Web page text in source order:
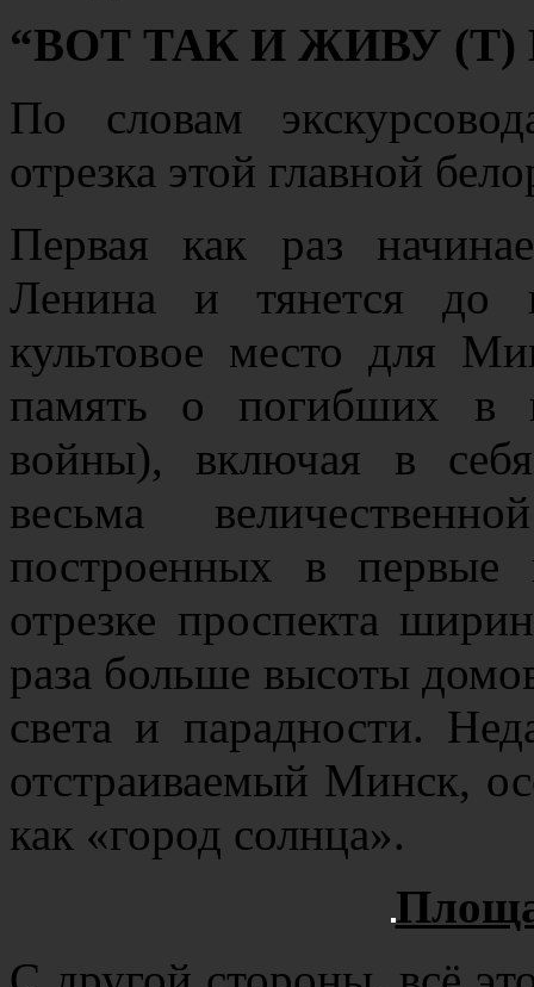
“ВОТ ТАК И ЖИВУ
По словам
отрезка этой главной
Первая как раз
Ленина и тянется до
культовое место для
память о погибших в
войны), включая в себя
весьма
построенных в первые
отрезке проспекта
раза больше высоты
света и парадности.
отстраиваемый Минск,
как «город солнца».